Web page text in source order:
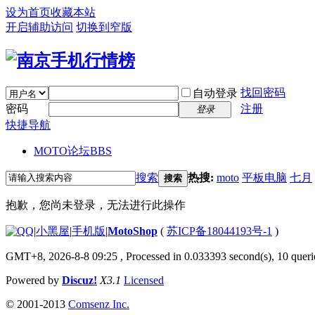
设为首页收藏本站
开启辅助访问 切换到窄版
自动登录 找回密码
密码
登录
注册
快捷导航
MOTO论坛BBS
搜索 搜索 热搜: moto 平板电脑 七月
抱歉，您尚未登录，无法进行此操作
|小黑屋|手机版|MotoShop ( 苏ICP备18044193号-1 )
GMT+8, 2026-8-8 09:25 , Processed in 0.033393 second(s), 10
Powered by Discuz! X3.1 Licensed
© 2001-2013 Comsenz Inc.